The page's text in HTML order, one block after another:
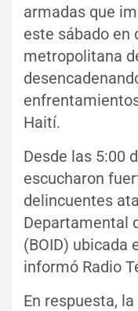
armadas que
este sábado en
metropolitana
Haití.
Desde las 5:00
escucharon
delincuentes
Departamental
(BOID) ubicada
informó Radio
En respuesta,